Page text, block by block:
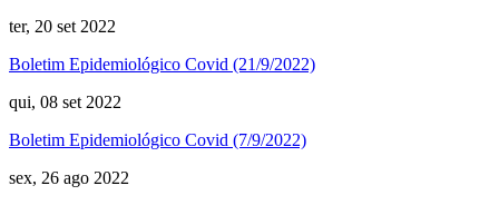
ter, 20 set 2022
Boletim Epidemiológico Covid (21/9/2022)
qui, 08 set 2022
Boletim Epidemiológico Covid (7/9/2022)
sex, 26 ago 2022